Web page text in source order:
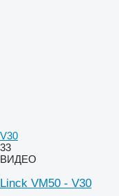
V30
33
ВИДЕО
Linck VM50 - V30